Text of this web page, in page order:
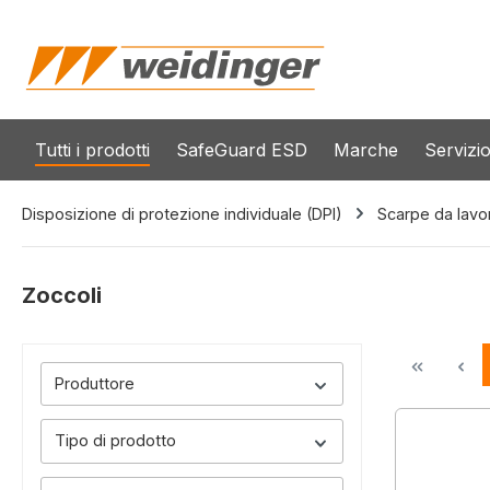
Tutti i prodotti SafeGuard ESD Marche
Disposizione di protezione individuale (DPI) Scarpe da
Zoccoli
Produttore
Tipo di prodotto